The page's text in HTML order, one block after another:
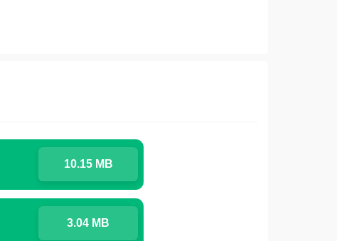
10.15 MB
3.04 MB